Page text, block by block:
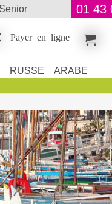
senior 01 43
Payer en ligne
RUSSE
ARABE